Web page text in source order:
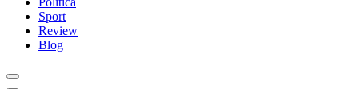
Sport
Review
Blog